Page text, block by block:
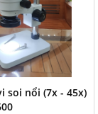
soi nổi (7x - 45x)